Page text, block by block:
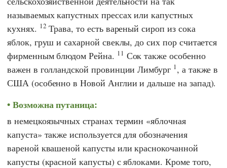
называемых капустных прессах или капустных
кухнях. 12 Трава, то есть вареный сироп из сока
яблок, груш и сахарной свеклы, до сих пор считается
фирменным блюдом Рейна. 11 Сок также особенно
важен в голландской провинции Лимбург 1 , а также в
США (особенно в Новой Англии и дальше на запад).
Возможна путаница:
в немецкоязычных странах термин «яблочная
капуста» также используется для обозначения
вареной квашеной капусты или краснокочанной
капусты (красной капусты) с яблоками. Кроме того,